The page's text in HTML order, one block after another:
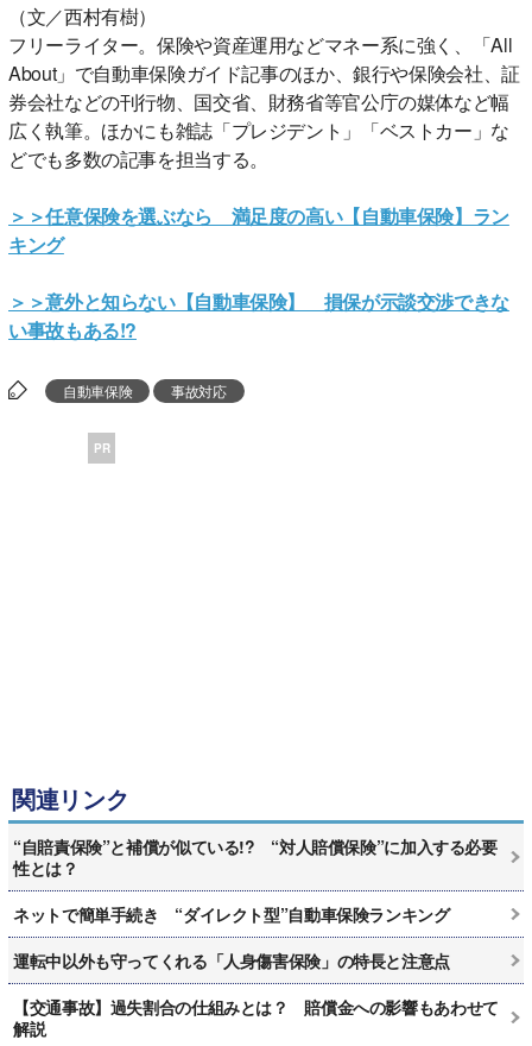
（文／西村有樹）
フリーライター。保険や資産運用などマネー系に強く、「All
About」で自動車保険ガイド記事のほか、銀行や保険会社、証
券会社などの刊行物、国交省、財務省等官公庁の媒体など幅
広く執筆。ほかにも雑誌「プレジデント」「ベストカー」な
どでも多数の記事を担当する。
＞＞任意保険を選ぶなら 満足度の高い【自動車保険】ラン
キング
＞＞意外と知らない【自動車保険】 損保が示談交渉できな
い事故もある!?
自動車保険 事故対応
PR
関連リンク
“自賠責保険”と補償が似ている!? “対人賠償保険”に加入する必要
性とは？
ネットで簡単手続き “ダイレクト型”自動車保険ランキング
運転中以外も守ってくれる「人身傷害保険」の特長と注意点
【交通事故】過失割合の仕組みとは？ 賠償金への影響もあわせて
解説